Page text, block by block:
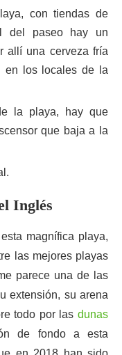
con tiendas de
del paseo hay un
allí una cerveza fría
en los locales de la
la playa, hay que
que baja a la
Inglés
magnífica playa,
las mejores playas
parece una de las
extensión, su arena
todo por las dunas
de fondo a esta